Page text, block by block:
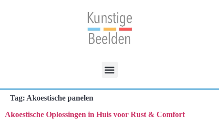
Tag: Akoestische panelen
Akoestische Oplossingen in Huis voor Rust & Comfort